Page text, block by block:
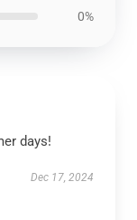
0%
days!
Dec 17, 2024